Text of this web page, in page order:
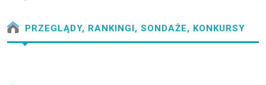
PRZEGLĄDY, RANKINGI, SONDAŻE, KONKURSY